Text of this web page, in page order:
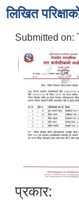
लिखित
Submitted on:
प्रकार: